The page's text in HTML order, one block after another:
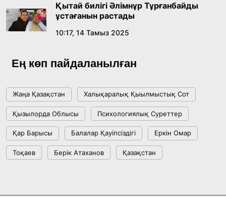
18:16, 20 Шілде 2026
жетістіктері мен даму бағыты
Мемлекет басшысы Көбейтұз көлінің жай-
күйіне назар аударды
18:22, 17 Шілде 2026
10:28, 15 Шілде 2026
Қытай билігі Әлімнұр Тұрғанбайды
ұстағанын растады
10:17, 14 Тамыз 2025
Ең көп пайдаланылған
Жаңа Қазақстан Халықаралық Қыылмыстық Сот
Қызылорда Облысы Психологиялық Суреттер
Қар Барысы Балалар Қауіпсіздігі Еркін Омар
Тоқаев Берік Атаханов Қазақстан